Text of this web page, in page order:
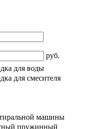
руб.
для воды
для смесителя
машины
пружинный